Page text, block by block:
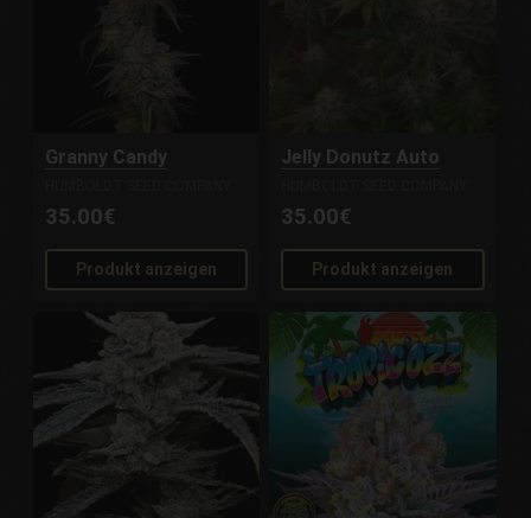
Granny Candy
35.00€
Produkt anzeigen
Jelly Donutz Auto
35.00€
Produkt anzeigen